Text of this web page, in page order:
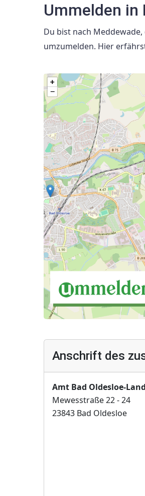
Ummelden in
Du bist nach
umzumelden. Hier
Anschrift des
Amt Bad Oldesloe-Land
Mewesstraße 22 - 24
23843 Bad Oldesloe